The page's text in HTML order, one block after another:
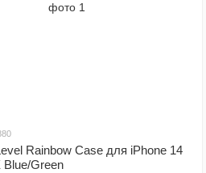
Rainbow Case для iPhone 14
Blue/Green